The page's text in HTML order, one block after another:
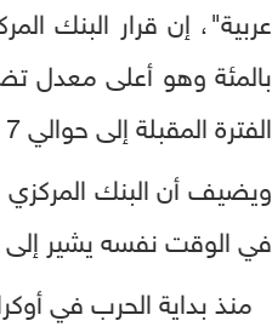
بالمئة وهو أعلى معدل
الفترة المقبلة إلى حوالي 7 بالمئة، ومن ثم جاء القرار لاحتواء الضغوط التضخمية.
ويضيف أن البنك المركزي
في الوقت نفسه يشير إلى
منذ بداية الحرب في أوكرانيا في فبراير 2022 تم رفع سعر الفائدة